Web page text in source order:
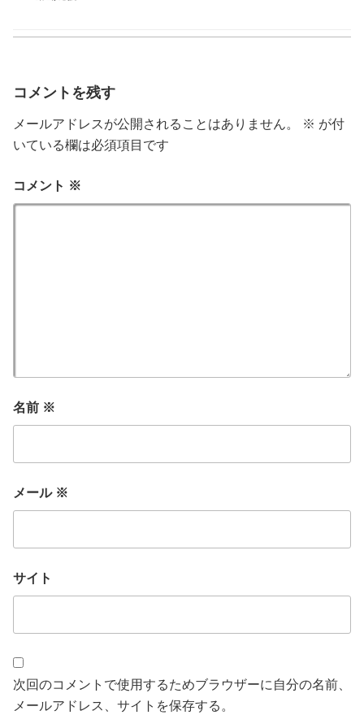
コメントを残す
メールアドレスが公開されることはありません。 ※ が付
いている欄は必須項目です
コメント ※
名前 ※
メール ※
サイト
次回のコメントで使用するためブラウザーに自分の名前、
メールアドレス、サイトを保存する。